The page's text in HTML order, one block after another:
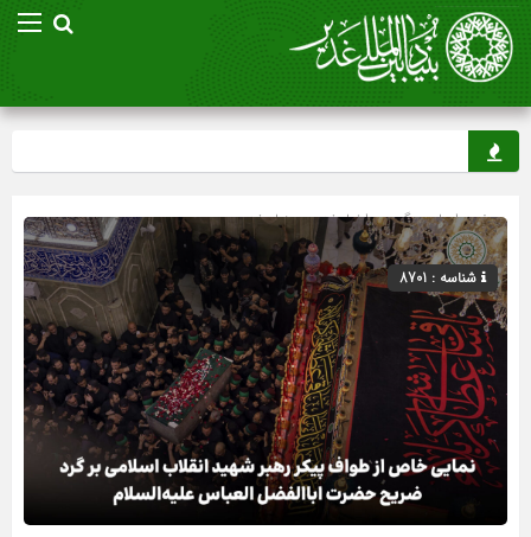
صفحه اصلی» گروه »اخبار غدیر»بنیاد غدیر
شناسه : 8701